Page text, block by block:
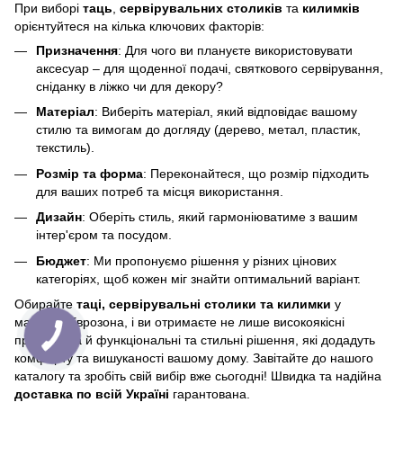
При виборі таць сервірувальних столиків та килимків
орієнтуйтеся на кілька ключових факторів:
Призначення: Для чого ви плануєте використовувати
аксесуар – для щоденної подачі, святкового сервірування,
сніданку в ліжко чи для декору?
Матеріал: Виберіть матеріал, який відповідає вашому
стилю та вимогам до догляду (дерево, метал, пластик,
текстиль).
Розмір та форма: Переконайтеся, що розмір підходить
для ваших потреб та місця використання.
Дизайн: Оберіть стиль, який гармоніюватиме з вашим
інтер'єром та посудом.
Бюджет: Ми пропонуємо рішення у різних цінових
категоріях, щоб кожен міг знайти оптимальний варіант.
Обирайте таці, сервірувальні столики та килимки у
магазині Еврозона, і ви отримаєте не лише високоякісні
продукти, а й функціональні та стильні рішення, які додадуть
комфорту та вишуканості вашому дому. Завітайте до нашого
каталогу та зробіть свій вибір вже сьогодні! Швидка та надійна
доставка по всій Україні гарантована.